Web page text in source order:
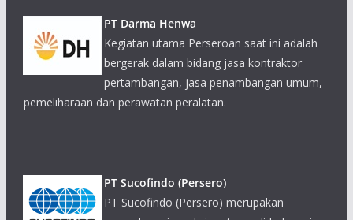
pertambangan, jasa penambangan umum,
pemeliharaan dan perawatan peralatan.
bergerak di bidang jasa inspeksi, pengujian,
sertifikasi, pelatihan dan konsultasi